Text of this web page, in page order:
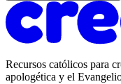
Recursos católicos para
apologética y el